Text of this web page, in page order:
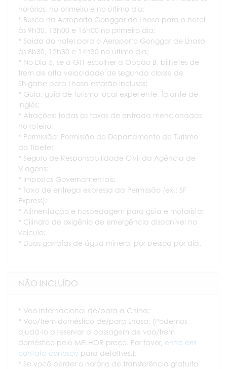
horários, no primeiro e no último dia;
* Busca no Aeroporto Gonggar de Lhasa para o hotel
às 9h30, 13h00 e 16h00 no primeiro dia;
* Saída do hotel para o Aeroporto Gonggar de Lhasa
às 8h30, 12h30 e 14h30 no último dia;
* No Dia 5, se a GTT escolher a Opção B, bilhetes de
trem de alta velocidade de segunda classe de
Shigatse para Lhasa estarão inclusos;
* Guia: guia de turismo local experiente, falante de
inglês;
* Atrações: todas as taxas de entrada mencionadas
no roteiro;
* Permissão: Permissão do Departamento de Turismo
do Tibete;
* Seguro de Responsabilidade Civil da Agência de
Viagens;
* Impostos Governamentais;
* Taxa de entrega expressa da Permissão (ex.: SF
Express);
* Alimentação e hospedagem para guia e motorista;
* Cilindro de oxigênio de emergência disponível no
veículo;
* Duas garrafas de água mineral por pessoa por dia.
NÃO INCLUÍDO
* Voo internacional de/para a China;
* Voo/trem doméstico de/para Lhasa; (Podemos
ajudá-lo a reservar a passagem de voo/trem
doméstico pelo MELHOR preço. Por favor, entre em
contato conosco para detalhes.);
* Se você perder o horário de transferência gratuito